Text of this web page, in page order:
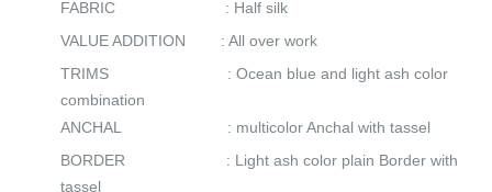
FABRIC : Half silk
VALUE ADDITION : All over work
TRIMS : Ocean blue and light ash color
combination
ANCHAL : multicolor Anchal with tassel
BORDER : Light ash color plain Border with
tassel